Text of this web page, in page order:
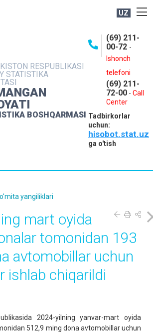
UZ
RESPUBLIKASI
STATISTIKA
BOSHQARMASI
(69) 211-
00-72 -
Ishonch
telefoni
(69) 211-
72-00 - Call
Center
Tadbirkorlar
uchun:
hisobot.stat.uz
ga o'tish
NASHRLAR
INTERAKTIV XIZMATLAR
MATBUOT XIZMATI
MUROJAATLAR
yangiliklari
mart oyida
tomonidan 193
avtomobillar uchun
ishlab chiqarildi
2024-yilning yanvar-mart oyida
512,9 ming dona avtomobillar uchun